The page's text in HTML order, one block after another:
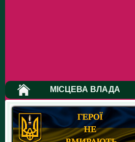
МІСЦЕВА ВЛАДА